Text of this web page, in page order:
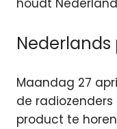
houdt
Maandag 27
de
product te